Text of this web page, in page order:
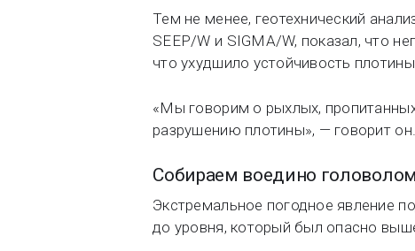
Тем не менее, геотехнический
SEEP/W и SIGMA/W, показал, что
что ухудшило устойчивость
«Мы говорим о рыхлых,
разрушению плотины», — говорит он.
Собираем воедино
Экстремальное погодное явление
до уровня, который был опасно